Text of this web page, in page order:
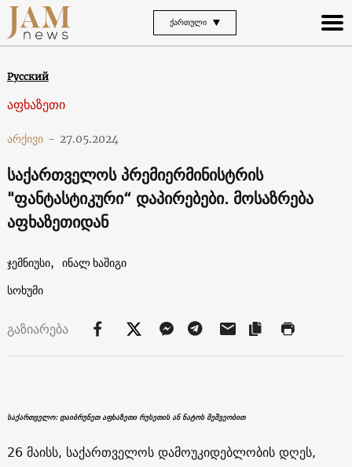
ᲥᲐᲠᲗᲣᲚᲘ
Русский
აფხაზეთი
არქივი - 27.05.2024
საქართველოს პრემიერმინისტრის
"ფანტასტიკური“ დაპირებები. მოსაზრება
აფხაზეთიდან
ჯემნიუსი,
ინალ ხაშიგი
სოხუმი
გაზიარება
საქართველო: დაიბრუნეთ აფხაზეთი რუსეთის ან ნატოს მეშვეობით
26 მაისს, საქართველოს დამოუკიდებლობის დღეს,